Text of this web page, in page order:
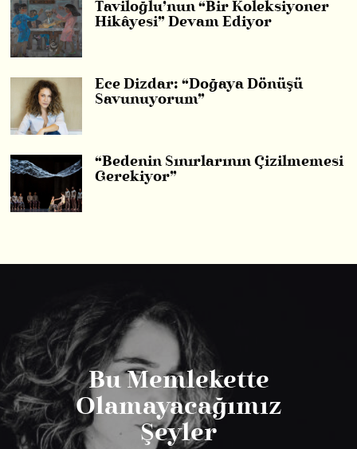
Taviloğlu’nun “Bir Koleksiyoner
Hikâyesi” Devam Ediyor
Ece Dizdar: “Doğaya Dönüşü
Savunuyorum”
“Bedenin Sınırlarının Çizilmemesi
Gerekiyor”
Bu Memlekette
Olamayacağımız
Şeyler